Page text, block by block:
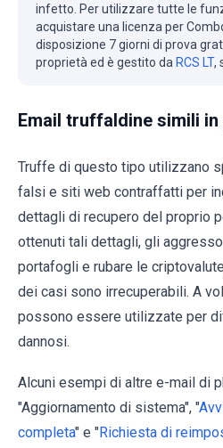
infetto. Per utilizzare tutte le
acquistare una licenza per
disposizione 7 giorni di prova
proprietà ed è gestito da RCS LT,
Email truffaldine simili in
Truffe di questo tipo utilizzano
falsi e siti web contraffatti per
dettagli di recupero del proprio
ottenuti tali dettagli, gli
portafogli e rubare le
dei casi sono irrecuperabili. A
possono essere utilizzate per
dannosi.
Alcuni esempi di altre e-mail di
"Aggiornamento di sistema", "
completa" e "Richiesta di